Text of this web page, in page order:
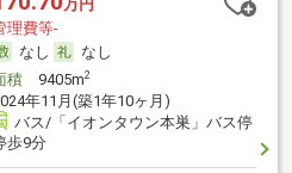
万円
理費等-
なし
なし
積9405m2
年11月(築1年10ヶ月)
バス/「イオンタウン本巣」バス停
歩9分